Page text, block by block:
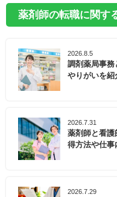
薬剤師の転職に関す
2026.8.5
調剤薬局事務
やりがいを紹
2026.7.31
薬剤師と看護
得方法や仕事
2026.7.29